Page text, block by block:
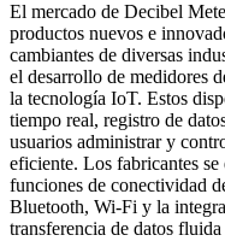
El mercado de Decibel
productos nuevos e
cambiantes de diversas
el desarrollo de medidores
la tecnología IoT. Estos
tiempo real, registro de
usuarios administrar y
eficiente. Los fabricantes
funciones de conectividad
Bluetooth, Wi-Fi y la
transferencia de datos